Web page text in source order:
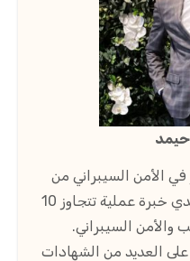
الأمن السيبراني من
جامعة نيوكاسل في بريطانيا. لدي خبرة عملية تتجاوز 10
السيبراني.
العديد من الشهادات